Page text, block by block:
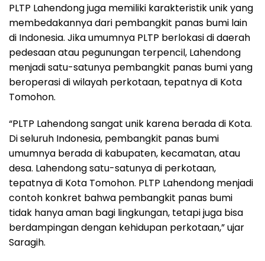
PLTP Lahendong juga memiliki karakteristik unik yang
membedakannya dari pembangkit panas bumi lain
di Indonesia. Jika umumnya PLTP berlokasi di daerah
pedesaan atau pegunungan terpencil, Lahendong
menjadi satu-satunya pembangkit panas bumi yang
beroperasi di wilayah perkotaan, tepatnya di Kota
Tomohon.
“PLTP Lahendong sangat unik karena berada di Kota.
Di seluruh Indonesia, pembangkit panas bumi
umumnya berada di kabupaten, kecamatan, atau
desa. Lahendong satu-satunya di perkotaan,
tepatnya di Kota Tomohon. PLTP Lahendong menjadi
contoh konkret bahwa pembangkit panas bumi
tidak hanya aman bagi lingkungan, tetapi juga bisa
berdampingan dengan kehidupan perkotaan,” ujar
Saragih.